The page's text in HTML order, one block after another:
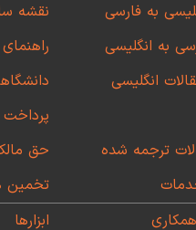
به فارسی
به انگلیسی
انگلیسی
ترجمه شده
نقشه
حق
تخمین
ابزارها